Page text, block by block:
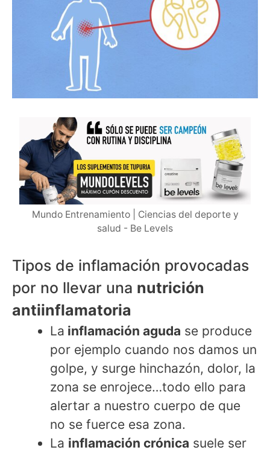
Mundo Entrenamiento | Ciencias del deporte y
salud - Be Levels
Tipos de inflamación provocadas
por no llevar una nutrición
antiinflamatoria
La inflamación aguda se produce
por ejemplo cuando nos damos un
golpe, y surge hinchazón, dolor, la
zona se enrojece…todo ello para
alertar a nuestro cuerpo de que
no se fuerce esa zona.
La inflamación crónica suele ser